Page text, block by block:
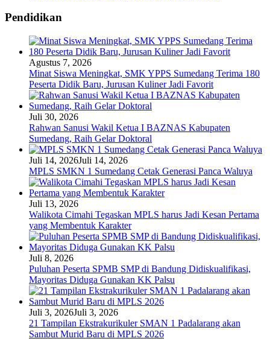
Pendidikan
Agustus 7, 2026
Minat Siswa Meningkat, SMK YPPS Sumedang Terima 180
Peserta Didik Baru, Jurusan Kuliner Jadi Favorit
Juli 30, 2026
Rahwan Sanusi Wakil Ketua I BAZNAS Kabupaten
Sumedang, Raih Gelar Doktoral
Juli 14, 2026Juli 14, 2026
MPLS SMKN 1 Sumedang Cetak Generasi Panca Waluya
Juli 13, 2026
Walikota Cimahi Tegaskan MPLS harus Jadi Kesan Pertama
yang Membentuk Karakter
Juli 8, 2026
Puluhan Peserta SPMB SMP di Bandung Didiskualifikasi,
Mayoritas Diduga Gunakan KK Palsu
Juli 3, 2026Juli 3, 2026
21 Tampilan Ekstrakurikuler SMAN 1 Padalarang akan
Sambut Murid Baru di MPLS 2026